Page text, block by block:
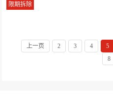
限期拆除，...
限期拆除
上一页 2 3 4 5
8